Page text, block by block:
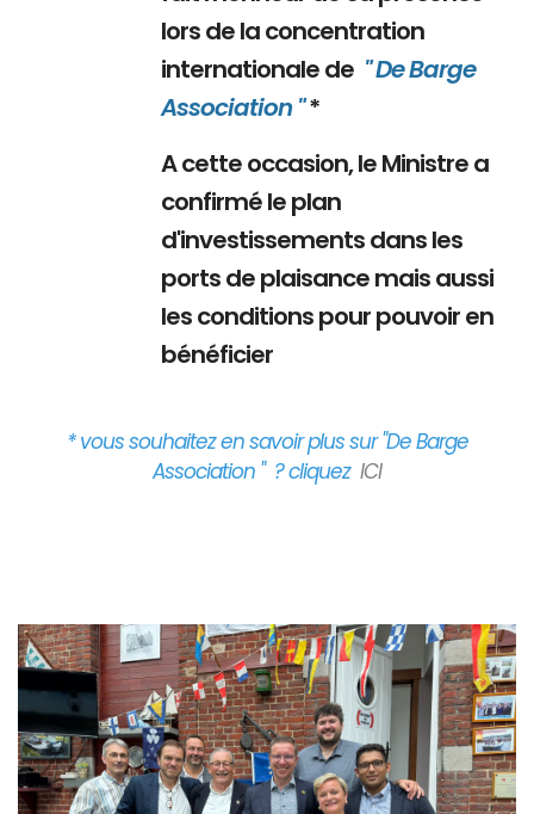
lors de la concentration
internationale de " De Barge
Association "*
A cette occasion, le Ministre a
confirmé le plan
d'investissements dans les
ports de plaisance mais aussi
les conditions pour pouvoir en
bénéficier
* vous souhaitez en savoir plus sur "De Barge
Association " ? cliquez ICI
Branding
ARMCHAIR